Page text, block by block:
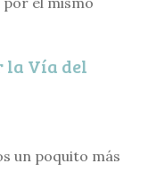
la Vía del
un poquito más